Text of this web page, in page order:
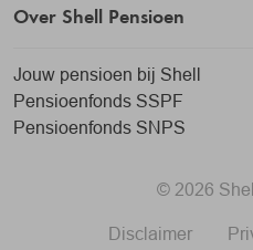
Over Shell Pensioen
Jouw pensioen bij Shell
Pensioenfonds SSPF
Pensioenfonds SNPS
© 2026
Disclaimer